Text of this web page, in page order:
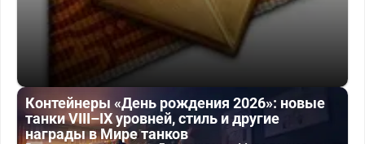
Контейнеры «День рождения 2026»: новые
танки VIII–IX уровней, стиль и другие
награды в Мире танков